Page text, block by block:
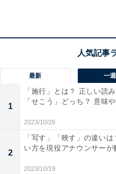
5つのタイプ別、人と関
ビズヒッツは、5つのタイ
い仕事」も紹介しています。
1. 正社員 正社員で働きた
最新 一
1
「施行」とは？ 正しい読
「せこう」どっち？ 意味
2023/10/26
2
「写す」「映す」の違い
い方を現役アナウンサーが
2023/10/19